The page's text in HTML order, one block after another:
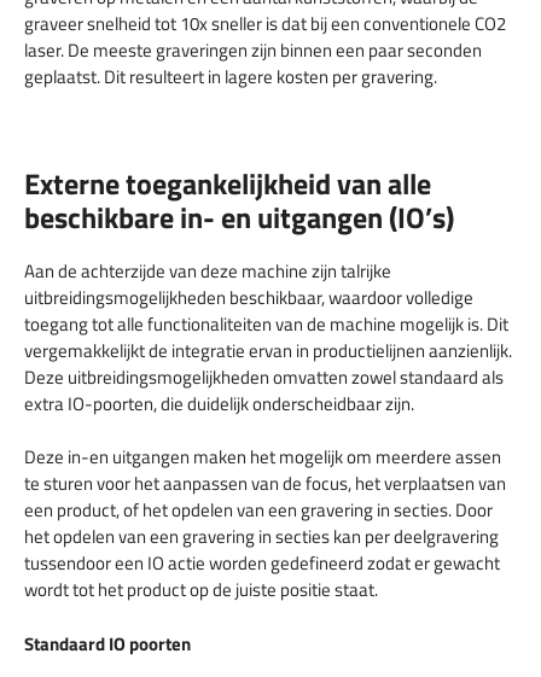
graveer snelheid tot 10x sneller is dat bij een conventionele CO2
laser. De meeste graveringen zijn binnen een paar seconden
geplaatst. Dit resulteert in lagere kosten per gravering.
Externe toegankelijkheid van alle
beschikbare in- en uitgangen (IO’s)
Aan de achterzijde van deze machine zijn talrijke
uitbreidingsmogelijkheden beschikbaar, waardoor volledige
toegang tot alle functionaliteiten van de machine mogelijk is. Dit
vergemakkelijkt de integratie ervan in productielijnen aanzienlijk.
Deze uitbreidingsmogelijkheden omvatten zowel standaard als
extra IO-poorten, die duidelijk onderscheidbaar zijn.
Deze in-en uitgangen maken het mogelijk om meerdere assen
te sturen voor het aanpassen van de focus, het verplaatsen van
een product, of het opdelen van een gravering in secties. Door
het opdelen van een gravering in secties kan per deelgravering
tussendoor een IO actie worden gedefineerd zodat er gewacht
wordt tot het product op de juiste positie staat.
Standaard IO poorten